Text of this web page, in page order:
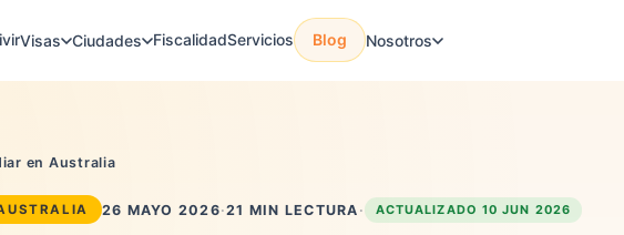
Visas Ciudades FiscalidadServicios Blog Nosotros
en Australia
26 MAYO 2026·21 MIN LECTURA · ACTUALIZADO 10 JUN 2026